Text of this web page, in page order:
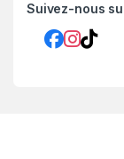
Suivez-nous